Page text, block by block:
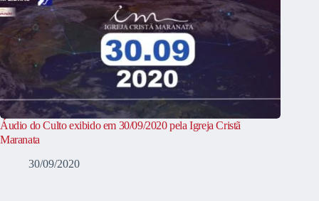
Áudio do Culto exibido em 30/09/2020 pela Igreja Cristã
Maranata
30/09/2020